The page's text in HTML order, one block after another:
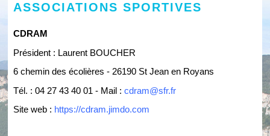
ASSOCIATIONS SPORTIVES
CDRAM
Président : Laurent BOUCHER
6 chemin des écolières - 26190 St Jean en Royans
Tél. : 04 27 43 40 01 - Mail :cdram@sfr.fr
Site web : https://cdram.jimdo.com